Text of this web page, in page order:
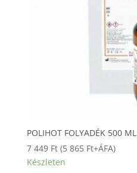
POLIHOT FOLYADÉK 500 ML
7 449 Ft (5 865 Ft+ÁFA)
Készleten